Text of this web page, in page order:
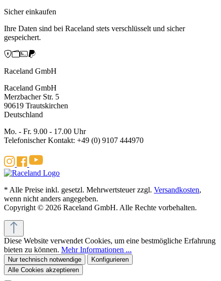
Sicher einkaufen
Ihre Daten sind bei Raceland stets verschlüsselt und sicher
gespeichert.
Raceland GmbH
Raceland GmbH
Merzbacher Str. 5
90619 Trautskirchen
Deutschland
Mo. - Fr. 9.00 - 17.00 Uhr
Telefonischer Kontakt: +49 (0) 9107 444970
* Alle Preise inkl. gesetzl. Mehrwertsteuer zzgl. Versandkosten,
wenn nicht anders angegeben.
Copyright © 2026 Raceland GmbH. Alle Rechte vorbehalten.
Diese Website verwendet Cookies, um eine bestmögliche Erfahrung
bieten zu können. Mehr Informationen ...
Nur technisch notwendige
Konfigurieren
Alle Cookies akzeptieren